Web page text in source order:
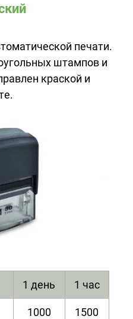
печати.
штампов и
краской и
1 день 1 час
1000 1500